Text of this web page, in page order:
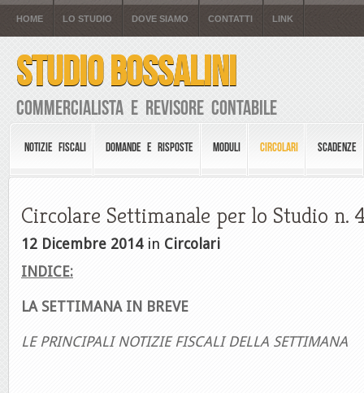
HOME LO STUDIO DOVE SIAMO CONTATTI LINK
STUDIO BOSSALINI
Commercialista e Revisore Contabile
NOTIZIE FISCALI DOMANDE E RISPOSTE MODULI CIRCOLARI SCADENZE
Circolare Settimanale per lo Studio n.
12 Dicembre 2014in Circolari
INDICE:
LA SETTIMANA IN BREVE
LE PRINCIPALI NOTIZIE FISCALI DELLA SETTIMANA